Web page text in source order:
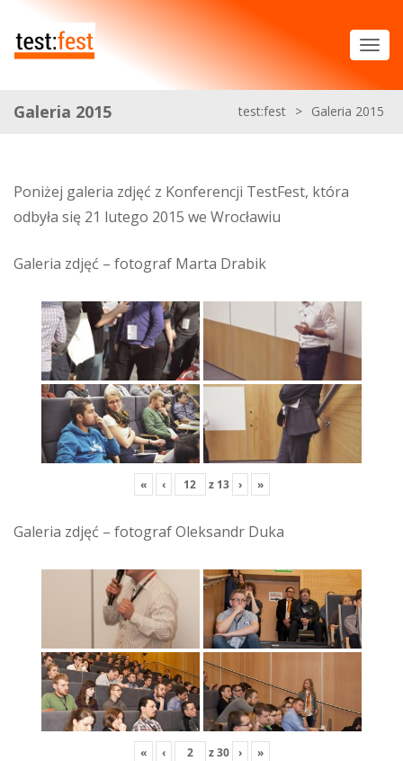
Galeria 2015 test:fest > Galeria 2015
Poniżej galeria zdjęć z Konferencji TestFest, która
odbyła się 21 lutego 2015 we Wrocławiu
Galeria zdjęć – fotograf Marta Drabik
« ‹ z 13 › »
Galeria zdjęć – fotograf Oleksandr Duka
« ‹ z30 › »